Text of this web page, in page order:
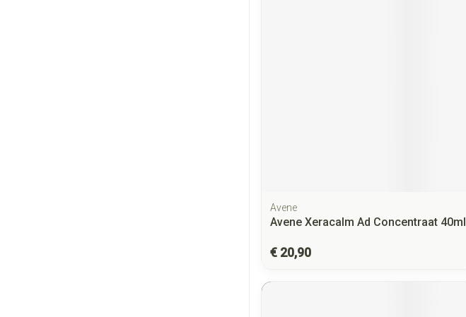
Avene
Avene Xeracalm Ad Concentraat 40ml
€ 20,90